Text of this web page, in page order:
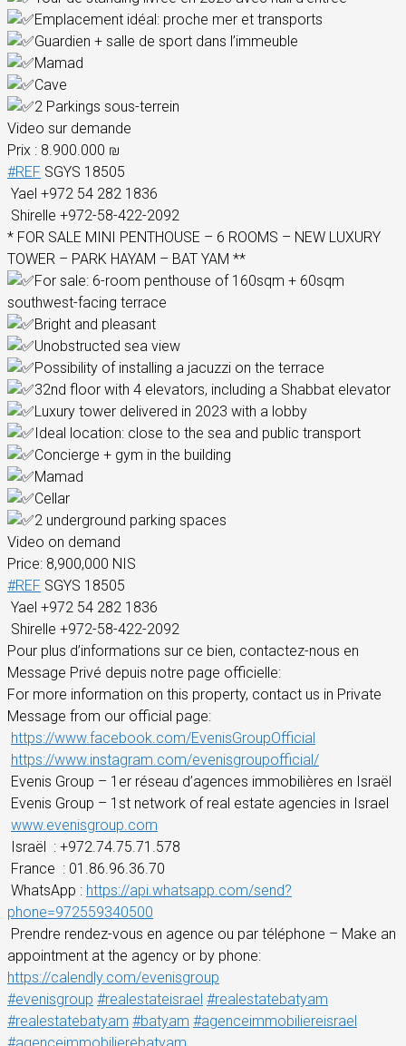
Emplacement idéal: proche mer et transports
Guardien + salle de sport dans l’immeuble
Mamad
Cave
2 Parkings sous-terrein
Video sur demande
Prix : 8.900.000 ₪
#REF SGYS 18505
Yael +972 54 282 1836
Shirelle +972-58-422-2092
* FOR SALE MINI PENTHOUSE – 6 ROOMS – NEW LUXURY
TOWER – PARK HAYAM – BAT YAM **
For sale: 6-room penthouse of 160sqm + 60sqm
southwest-facing terrace
Bright and pleasant
Unobstructed sea view
Possibility of installing a jacuzzi on the terrace
32nd floor with 4 elevators, including a Shabbat elevator
Luxury tower delivered in 2023 with a lobby
Ideal location: close to the sea and public transport
Concierge + gym in the building
Mamad
Cellar
2 underground parking spaces
Video on demand
Price: 8,900,000 NIS
#REF SGYS 18505
Yael +972 54 282 1836
Shirelle +972-58-422-2092
Pour plus d’informations sur ce bien, contactez-nous en
Message Privé depuis notre page officielle:
For more information on this property, contact us in Private
Message from our official page:
https://www.facebook.com/EvenisGroupOfficial
https://www.instagram.com/evenisgroupofficial/
Evenis Group – 1er réseau d’agences immobilières en Israël
Evenis Group – 1st network of real estate agencies in Israel
www.evenisgroup.com
Israël : +972.74.75.71.578
France : 01.86.96.36.70
WhatsApp : https://api.whatsapp.com/send?
phone=972559340500
Prendre rendez-vous en agence ou par téléphone – Make an
appointment at the agency or by phone:
https://calendly.com/evenisgroup
#evenisgroup #realestateisrael #realestatebatyam
#realestatebatyam #batyam #agenceimmobiliereisrael